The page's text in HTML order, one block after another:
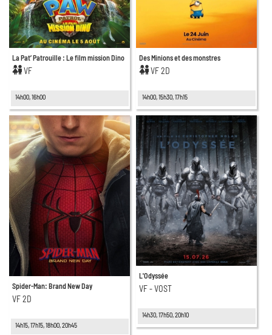
La Pat’ Patrouille : Le film mission Dino
VF
14h00, 16h00
Des Minions et des monstres
VF 2D
14h00, 15h30, 17h15
Spider-Man: Brand New Day
VF 2D
14h15, 17h15, 18h00, 20h45
L'Odyssée
VF - VOST
14h30, 17h50, 20h10